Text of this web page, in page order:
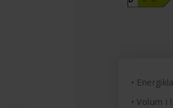
Volum i